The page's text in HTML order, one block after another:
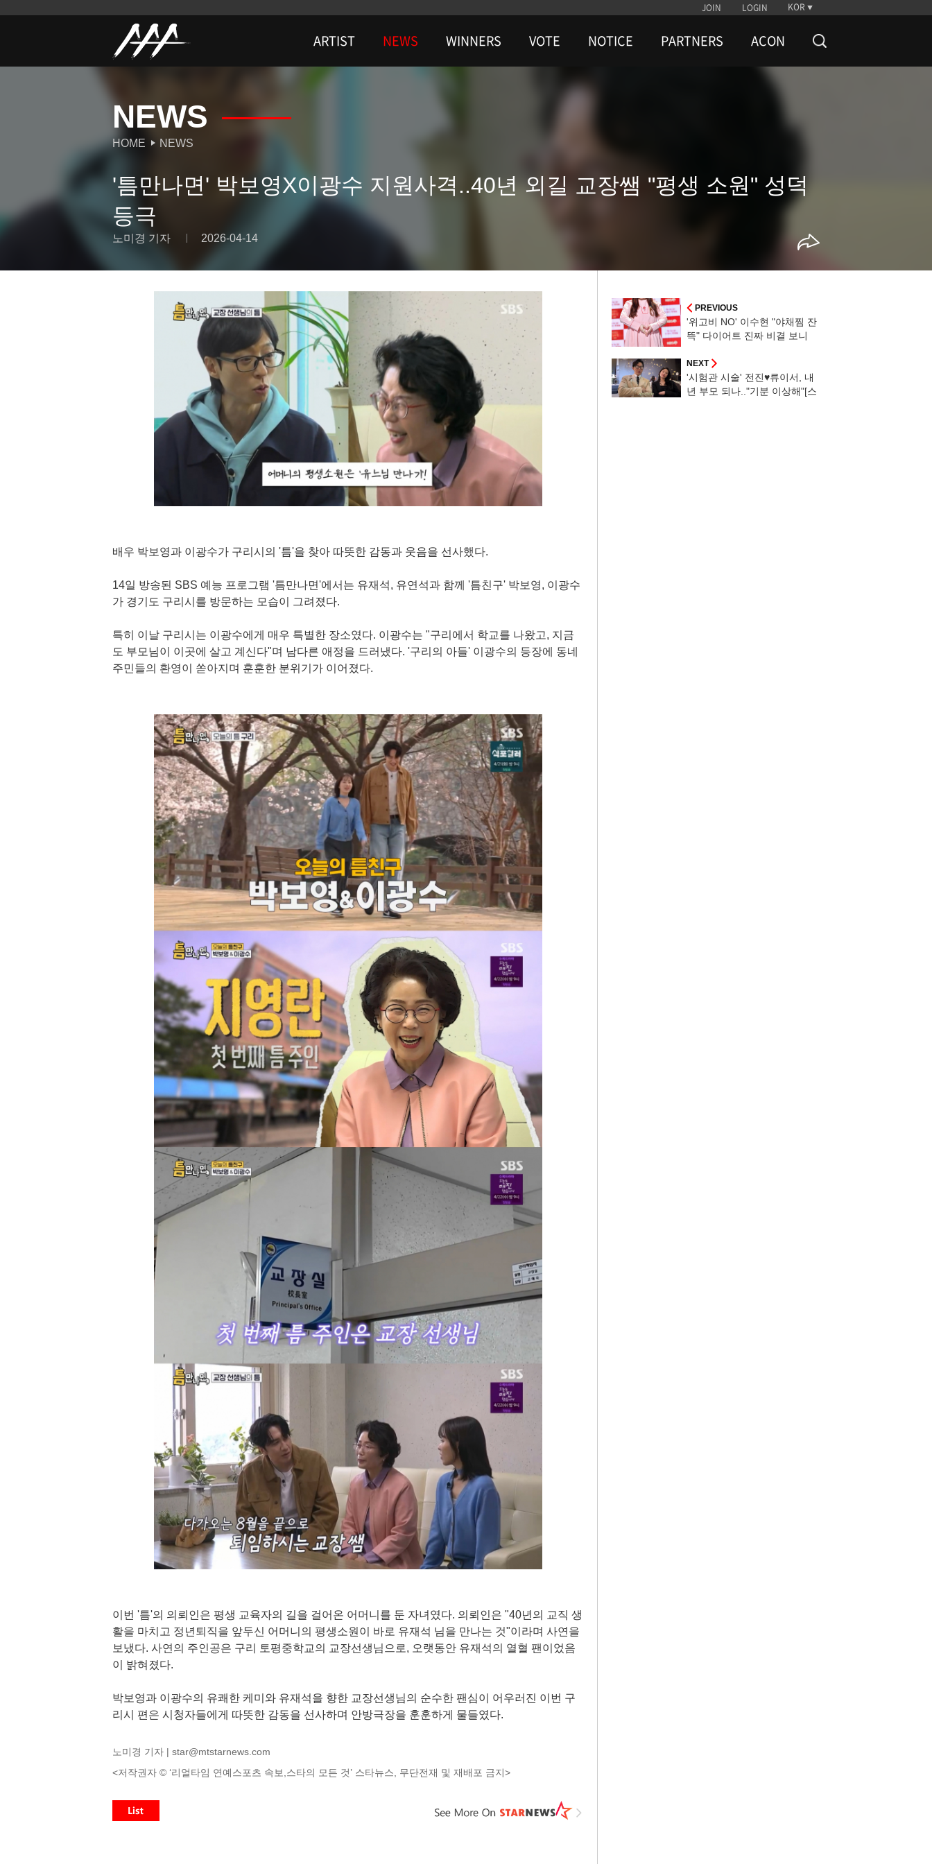
JOIN LOGIN KOR
ARTIST NEWS WINNERS VOTE NOTICE PARTNERS ACON
NEWS
HOME NEWS
'틈만나면' 박보영X이광수 지원사격..40년 외길 교장쌤 "평생 소원" 성덕
등극
노미경 기자 2026-04-14
배우 박보영과 이광수가 구리시의 '틈'을 찾아 따뜻한 감동과 웃음을 선사했다.
14일 방송된 SBS 예능 프로그램 '틈만나면'에서는 유재석, 유연석과 함께 '틈친구' 박보영, 이광수
가 경기도 구리시를 방문하는 모습이 그려졌다.
특히 이날 구리시는 이광수에게 매우 특별한 장소였다. 이광수는 "구리에서 학교를 나왔고, 지금
도 부모님이 이곳에 살고 계신다"며 남다른 애정을 드러냈다. '구리의 아들' 이광수의 등장에 동네
주민들의 환영이 쏟아지며 훈훈한 분위기가 이어졌다.
이번 '틈'의 의뢰인은 평생 교육자의 길을 걸어온 어머니를 둔 자녀였다. 의뢰인은 "40년의 교직 생
활을 마치고 정년퇴직을 앞두신 어머니의 평생소원이 바로 유재석 님을 만나는 것"이라며 사연을
보냈다. 사연의 주인공은 구리 토평중학교의 교장선생님으로, 오랫동안 유재석의 열혈 팬이었음
이 밝혀졌다.
박보영과 이광수의 유쾌한 케미와 유재석을 향한 교장선생님의 순수한 팬심이 어우러진 이번 구
리시 편은 시청자들에게 따뜻한 감동을 선사하며 안방극장을 훈훈하게 물들였다.
노미경 기자 | star@mtstarnews.com
<저작권자 © ‘리얼타임 연예스포츠 속보,스타의 모든 것’ 스타뉴스, 무단전재 및 재배포 금지>
PREVIOUS
'위고비 NO' 이수현 "야채찜 잔
뜩" 다이어트 진짜 비결 보니
NEXT
'시험관 시술' 전진♥류이서, 내
년 부모 되나.."기분 이상해"[스